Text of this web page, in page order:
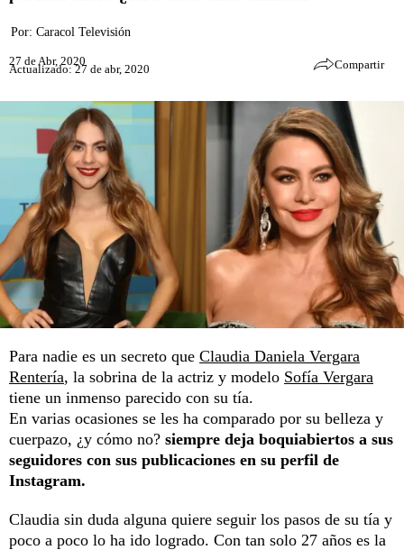
Por: Caracol Televisión
27 de Abr, 2020
Actualizado: 27 de abr, 2020 Compartir
Para nadie es un secreto que Claudia Daniela Vergara
Rentería, la sobrina de la actriz y modelo Sofía Vergara
tiene un inmenso parecido con su tía.
En varias ocasiones se les ha comparado por su belleza y
cuerpazo, ¿y cómo no? siempre deja boquiabiertos a sus
seguidores con sus publicaciones en su perfil de
Instagram.
Claudia sin duda alguna quiere seguir los pasos de su tía y
poco a poco lo ha ido logrado. Con tan solo 27 años es la